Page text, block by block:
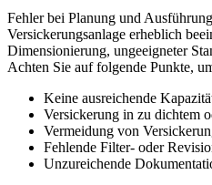
Fehler bei Planung und
Versickerungsanlage erheblich
Dimensionierung, ungeeigneter
Achten Sie auf folgende Punkte,
Keine ausreichende
Versickerung in zu dichtem
Vermeidung von
Fehlende Filter- oder
Unzureichende